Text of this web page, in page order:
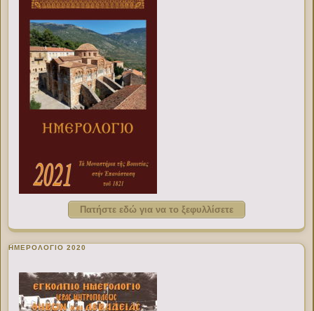
Πατήστε εδώ για να το ξεφυλλίσετε
ΗΜΕΡΟΛΟΓΙΟ 2020